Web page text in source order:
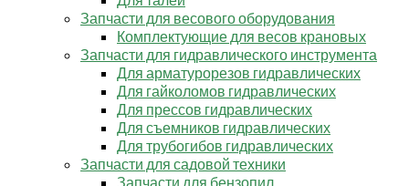
Запчасти для весового оборудования
Комплектующие для весов крановых
Запчасти для гидравлического инструмента
Для арматурорезов гидравлических
Для гайколомов гидравлических
Для прессов гидравлических
Для съемников гидравлических
Для трубогибов гидравлических
Запчасти для садовой техники
Запчасти для бензопил